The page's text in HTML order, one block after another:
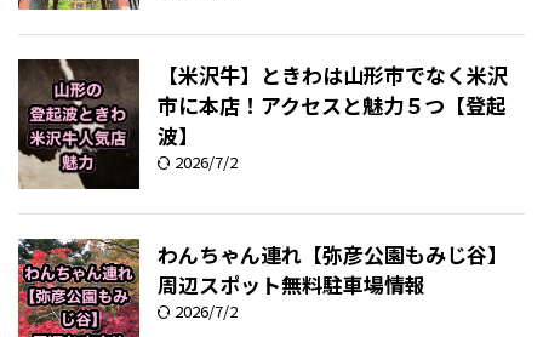
【米沢牛】ときわは山形市でなく米沢
市に本店！アクセスと魅力５つ【登起
波】
2026/7/2
わんちゃん連れ【弥彦公園もみじ谷】
周辺スポット無料駐車場情報
2026/7/2